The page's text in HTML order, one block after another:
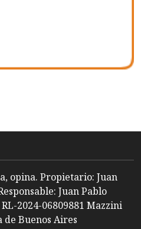
opina. Propietario: Juan
Juan Pablo
2024-06809881 Mazzini
de Buenos Aires